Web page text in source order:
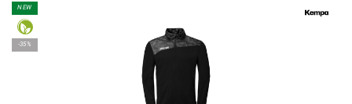
NEW
-35%